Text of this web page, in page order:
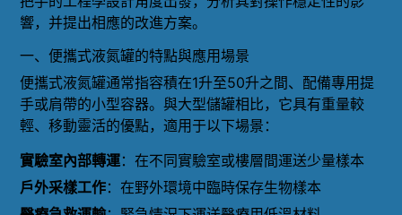
響，并提出相應的改進方案。
一、便攜式液氮罐的特點與應用場景
便攜式液氮罐通常指容積在1升至50升之間、配備專用提
手或肩帶的小型容器。與大型儲罐相比，它具有重量較
輕、移動靈活的優點，適用于以下場景：
實驗室內部轉運：在不同實驗室或樓層間運送少量樣本
戶外采樣工作：在野外環境中臨時保存生物樣本